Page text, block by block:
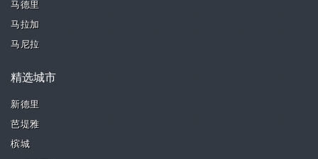
马德里
马拉加
马尼拉
精选城市
新德里
芭堤雅
槟城